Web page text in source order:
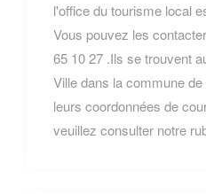
l'office du tourisme local
Vous pouvez les
65 10 27 .Ils se trouvent
Ville dans la commune
leurs coordonnées de
veuillez consulter notre